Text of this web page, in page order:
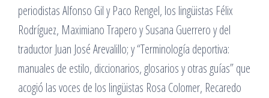
periodistas Alfonso Gil y Paco Rengel, los lingüistas Félix
Rodríguez, Maximiano Trapero y Susana Guerrero y del
traductor Juan José Arevalillo; y “Terminología deportiva:
manuales de estilo, diccionarios, glosarios y otras guías” que
acogió las voces de los lingüistas Rosa Colomer, Recaredo